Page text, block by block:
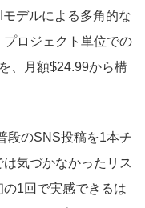
デルによる多角的な
ロジェクト単位での
、月額$24.99から構
段のSNS投稿を1本チ
気づかなかったリス
1回で実感できるは